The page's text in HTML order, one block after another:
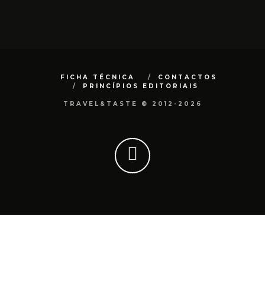
FICHA TÉCNICA
CONTACTOS
PRINCÍPIOS EDITORIAIS
TRAVEL&TASTE © 2012-2026